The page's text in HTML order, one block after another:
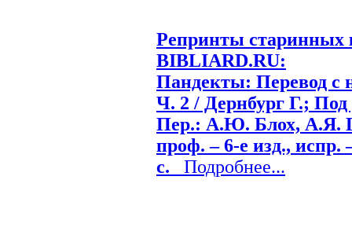
Репринты старинных
BIBLIARD.RU:
Пандекты: Перевод с
Ч. 2 / Дернбург Г.;
Пер.: А.Ю. Блох, А.Я.
проф. – 6-е изд., испр.
с. Подробнее...